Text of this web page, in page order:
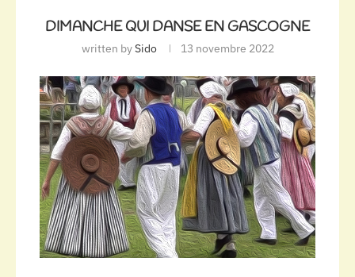
DIMANCHE QUI DANSE EN GASCOGNE
written bySido 13 novembre 2022